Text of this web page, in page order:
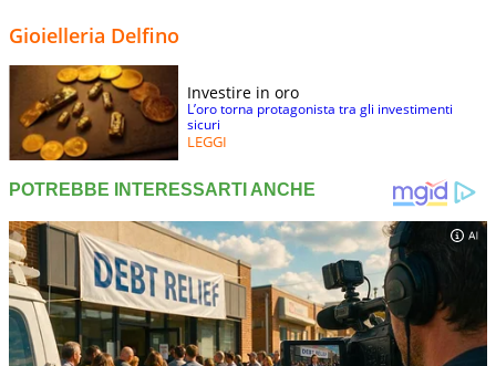
Gioielleria Delfino
Investire in oro
L’oro torna protagonista tra gli investimenti
sicuri
LEGGI